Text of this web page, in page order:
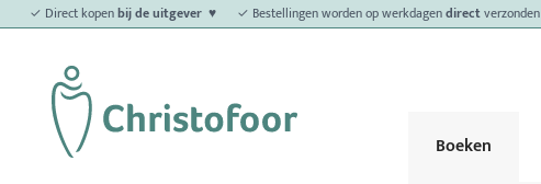
✓ Direct kopenbij de uitgever ♥ ✓ Bestellingen worden op werkdagendirectverzonden
Boeken